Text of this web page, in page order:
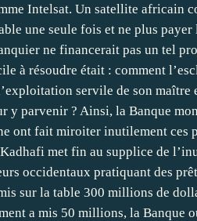
Intelsat. Un satellite africain
une seule fois et ne plus
ne financerait pas un tel
à résoudre était : comment
servile de son maître
y parvenir ? Ainsi, la Banque
ont fait miroiter inutilement ces
Kadhafi met fin au supplice de
occidentaux pratiquant des
sur la table 300 millions de
a mis 50 millions, la Banque